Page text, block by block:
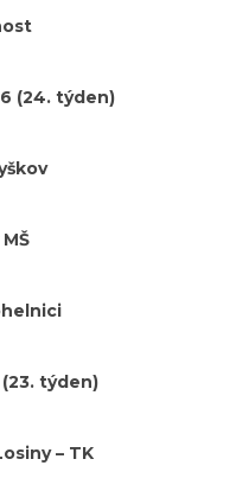
(24. týden)
(23. týden)
– TK